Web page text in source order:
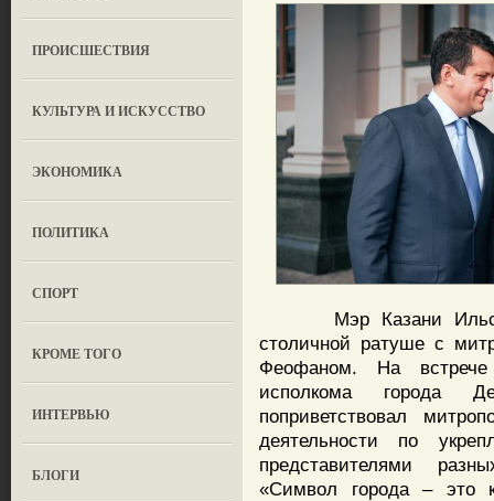
ПРОИСШЕСТВИЯ
КУЛЬТУРА И ИСКУССТВО
ЭКОНОМИКА
ПОЛИТИКА
СПОРТ
КРОМЕ ТОГО
ИНТЕРВЬЮ
БЛОГИ
Мэр Казани Ильсур
столичной ратуше с
Феофаном. На встрече
исполкома города
поприветствовал
деятельности по
представителями
«Символ города – это